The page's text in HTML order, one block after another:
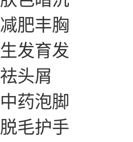
减肥丰胸
生发育发
祛头屑
中药泡脚
脱毛护手